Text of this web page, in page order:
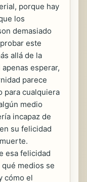
porque hay
los
demasiado
este
allá de la
esperar,
parece
para cualquiera
medio
incapaz de
su felicidad
esa felicidad
medios se
cómo el